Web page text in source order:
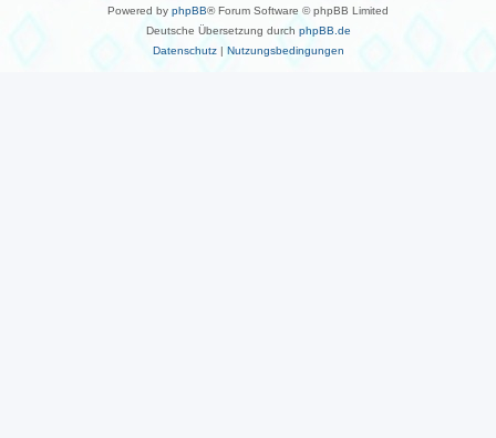
Powered by phpBB® Forum Software © phpBB Limited
Deutsche Übersetzung durch phpBB.de
Datenschutz| Nutzungsbedingungen